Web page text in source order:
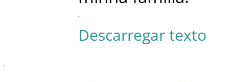
Descarregar texto